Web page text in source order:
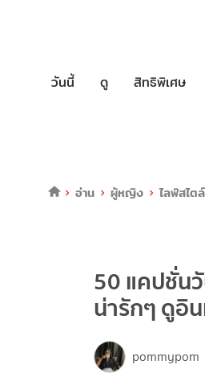
วันนี้ ดู สิทธิพิเศษ
อ่าน ผู้หญิง ไลฟ์สไตล์
50 แคปชั่น
น่ารักๆ ดูอิ
pommypom